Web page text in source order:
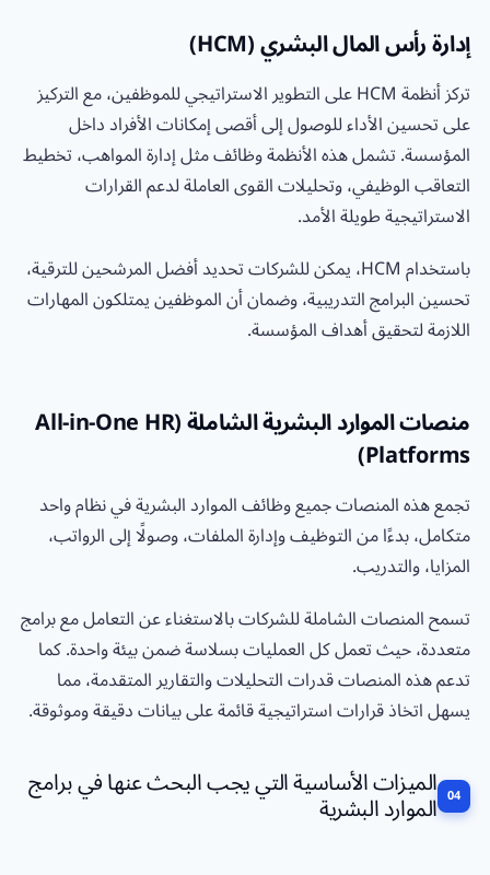
إدارة رأس المال البشري (HCM)
تركز أنظمة HCM على التطوير الاستراتيجي للموظفين، مع التركيز
على تحسين الأداء للوصول إلى أقصى إمكانات الأفراد داخل
المؤسسة. تشمل هذه الأنظمة وظائف مثل إدارة المواهب، تخطيط
التعاقب الوظيفي، وتحليلات القوى العاملة لدعم القرارات
الاستراتيجية طويلة الأمد.
باستخدام HCM، يمكن للشركات تحديد أفضل المرشحين للترقية،
تحسين البرامج التدريبية، وضمان أن الموظفين يمتلكون المهارات
اللازمة لتحقيق أهداف المؤسسة.
منصات الموارد البشرية الشاملة (All-in-One HR
Platforms)
تجمع هذه المنصات جميع وظائف الموارد البشرية في نظام واحد
متكامل، بدءًا من التوظيف وإدارة الملفات، وصولًا إلى الرواتب،
المزايا، والتدريب.
تسمح المنصات الشاملة للشركات بالاستغناء عن التعامل مع برامج
متعددة، حيث تعمل كل العمليات بسلاسة ضمن بيئة واحدة. كما
تدعم هذه المنصات قدرات التحليلات والتقارير المتقدمة، مما
يسهل اتخاذ قرارات استراتيجية قائمة على بيانات دقيقة وموثوقة.
الميزات الأساسية التي يجب البحث عنها في برامج
الموارد البشرية